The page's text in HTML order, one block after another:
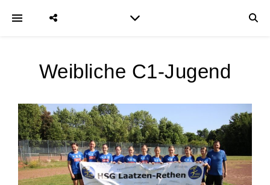
Weibliche C1-Jugend